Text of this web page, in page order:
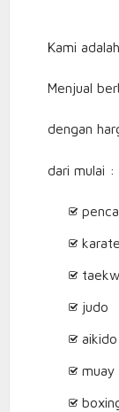
Kami
Menjual
dengan
dari mulai :
karate
judo
aikido
muay